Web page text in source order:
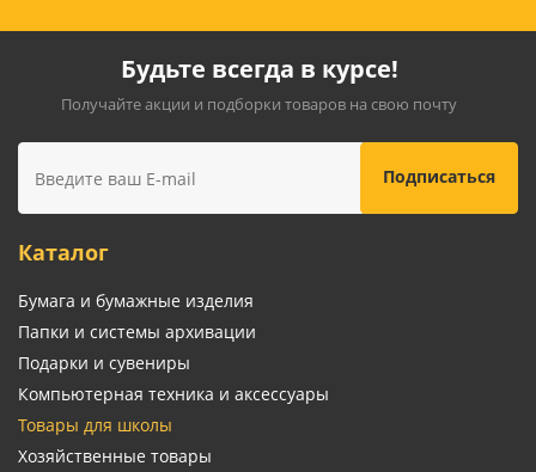
Будьте всегда в курсе!
Получайте акции и подборки товаров на свою почту
Каталог
Бумага и бумажные изделия
Папки и системы архивации
Подарки и сувениры
Компьютерная техника и аксессуары
Товары для школы
Хозяйственные товары